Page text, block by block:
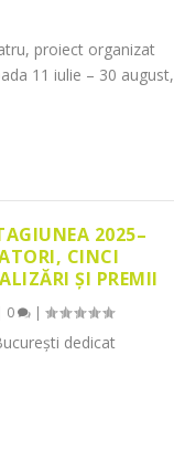
proiect organizat
11 iulie – 30 august,
2025–
CINCI
ȘI PREMII
0 |
dedicat